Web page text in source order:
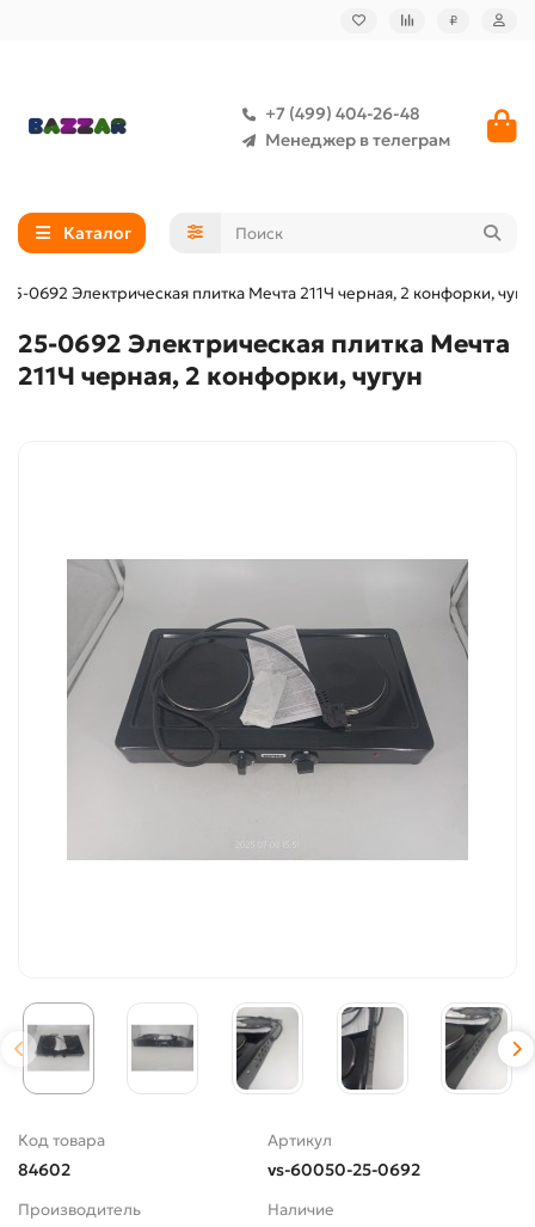
₽
+7 (499) 404-26-48
Менеджер в телеграм
Каталог
25-0692 Электрическая плитка Мечта 211Ч черная, 2 конфорки,
25-0692 Электрическая плитка Мечта
211Ч черная, 2 конфорки, чугун
Код товара
84602
Артикул
vs-60050-25-0692
Производитель Наличие